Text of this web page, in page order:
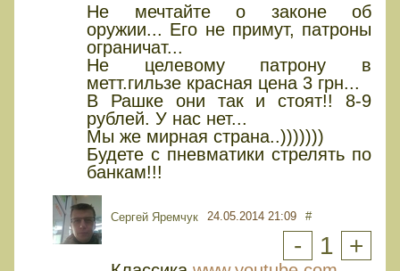
Не мечтайте о законе об
оружии... Его не примут, патроны
ограничат...
Не целевому патрону в
метт.гильзе красная цена 3 грн...
В Рашке они так и стоят!! 8-9
рублей. У нас нет...
Мы же мирная страна..)))))))
Будете с пневматики стрелять по
банкам!!!
Сергей Яремчук 24.05.2014 21:09 #
- 1 +